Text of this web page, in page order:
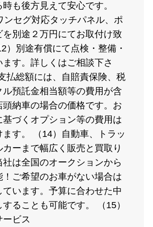
も後方見えて安心です。
ンセグ対応タッチパネル、ポ
を別途２万円にてお取付け致
）別途有償にて点検・整備・
す。詳しくはご相談下さ
払総額には、自賠責保険、税
預託金相当額等の費用が含
頭納車の場合の価格です。お
づくオプション等の費用は
ます。 （14）自動車、トラッ
カーまで幅広く販売と買取り
社は全国のオークションから
ご希望のお車がない場合は
います。予算に合わせた中
ることも可能です。 （15）
ービス